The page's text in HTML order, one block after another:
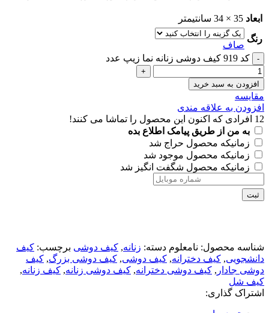
ابعاد 35 × 34 سانتیمتر
رنگ
صاف
کد 919 کیف دوشی زنانه نما زیپ عدد
افزودن به سبد خرید
مقايسه
افزودن به علاقه مندی
12 افرادی که اکنون این محصول را تماشا می کنند!
به من از طریق پیامک اطلاع بده
زمانیکه محصول حراج شد
زمانیکه محصول موجود شد
زمانیکه محصول شگفت انگیز شد
ثبت
شناسه محصول: نامعلوم دسته: زنانه, کیف دوشی برچسب: کیف
دانشجویی, کیف دخترانه, کیف دوشی, کیف دوشی بزرگ, کیف
دوشی جادار , کیف دوشی دخترانه, کیف دوشی زنانه, کیف زنانه,
کیف شل
اشتراک گذاری: